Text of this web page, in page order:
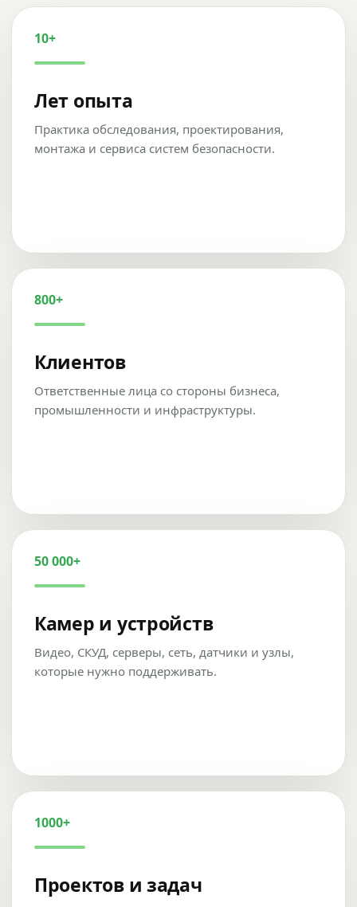
10+
Лет опыта
Практика обследования, проектирования,
монтажа и сервиса систем безопасности.
800+
Клиентов
Ответственные лица со стороны бизнеса,
промышленности и инфраструктуры.
50 000+
Камер и устройств
Видео, СКУД, серверы, сеть, датчики и узлы,
которые нужно поддерживать.
1000+
Проектов и задач